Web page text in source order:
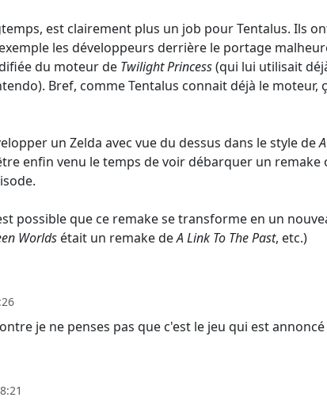
est clairement plus un job pour Tentalus. Ils
les développeurs derrière le portage
du moteur de Twilight Princess(qui lui utilisait
Bref, comme Tentalus connait déjà le
un Zelda avec vue du dessus dans le style de
enfin venu le temps de voir débarquer un remake
possible que ce remake se transforme en un
Worldsétait un remake deA Link To The Past, etc.)
je ne penses pas que c'est le jeu qui est